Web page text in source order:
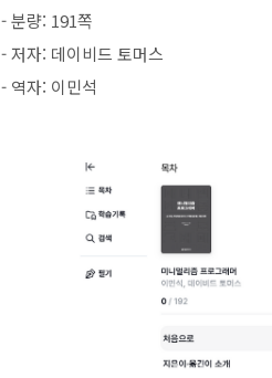
- 분량: 191쪽
- 저자: 데이비드 토머스
- 역자: 이민석